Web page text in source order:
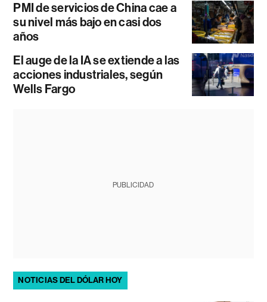
PMI de servicios de China cae a
su nivel más bajo en casi dos
años
El auge de la IA se extiende a las
acciones industriales, según
Wells Fargo
PUBLICIDAD
NOTICIAS DEL DÓLAR HOY